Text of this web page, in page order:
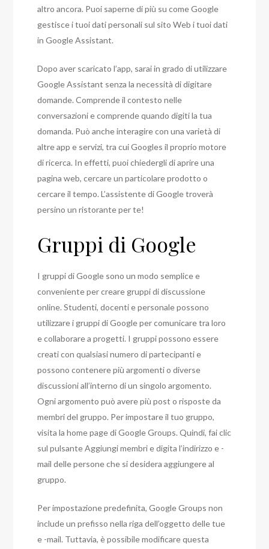
altro ancora. Puoi saperne di più su come Google
gestisce i tuoi dati personali sul sito Web i tuoi dati
in Google Assistant.
Dopo aver scaricato l’app, sarai in grado di utilizzare
Google Assistant senza la necessità di digitare
domande. Comprende il contesto nelle
conversazioni e comprende quando digiti la tua
domanda. Può anche interagire con una varietà di
altre app e servizi, tra cui Googles il proprio motore
di ricerca. In effetti, puoi chiedergli di aprire una
pagina web, cercare un particolare prodotto o
cercare il tempo. L’assistente di Google troverà
persino un ristorante per te!
Gruppi di Google
I gruppi di Google sono un modo semplice e
conveniente per creare gruppi di discussione
online. Studenti, docenti e personale possono
utilizzare i gruppi di Google per comunicare tra loro
e collaborare a progetti. I gruppi possono essere
creati con qualsiasi numero di partecipanti e
possono contenere più argomenti o diverse
discussioni all’interno di un singolo argomento.
Ogni argomento può avere più post o risposte da
membri del gruppo. Per impostare il tuo gruppo,
visita la home page di Google Groups. Quindi, fai clic
sul pulsante Aggiungi membri e digita l’indirizzo e -
mail delle persone che si desidera aggiungere al
gruppo.
Per impostazione predefinita, Google Groups non
include un prefisso nella riga dell’oggetto delle tue
e -mail. Tuttavia, è possibile modificare questa